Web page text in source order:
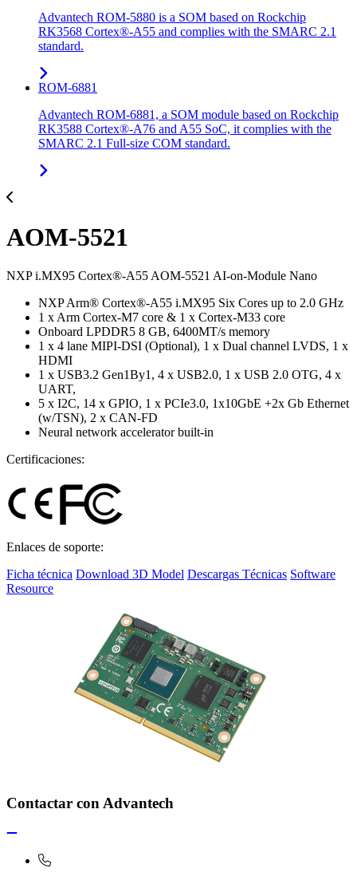
Advantech ROM-5880 is a SOM based on Rockchip
RK3568 Cortex®-A55 and complies with the SMARC 2.1
standard.
ROM-6881
Advantech ROM-6881, a SOM module based on Rockchip
RK3588 Cortex®-A76 and A55 SoC, it complies with the
SMARC 2.1 Full-size COM standard.
AOM-5521
NXP i.MX95 Cortex®-A55 AOM-5521 AI-on-Module Nano
NXP Arm® Cortex®-A55 i.MX95 Six Cores up to 2.0 GHz
1 x Arm Cortex-M7 core & 1 x Cortex-M33 core
Onboard LPDDR5 8 GB, 6400MT/s memory
1 x 4 lane MIPI-DSI (Optional), 1 x Dual channel LVDS, 1 x
HDMI
1 x USB3.2 Gen1By1, 4 x USB2.0, 1 x USB 2.0 OTG, 4 x
UART,
5 x I2C, 14 x GPIO, 1 x PCIe3.0, 1x10GbE +2x Gb Ethernet
(w/TSN), 2 x CAN-FD
Neural network accelerator built-in
Certificaciones:
Enlaces de soporte:
Ficha técnica Download 3D Model Descargas Técnicas Software
Resource
Contactar con Advantech